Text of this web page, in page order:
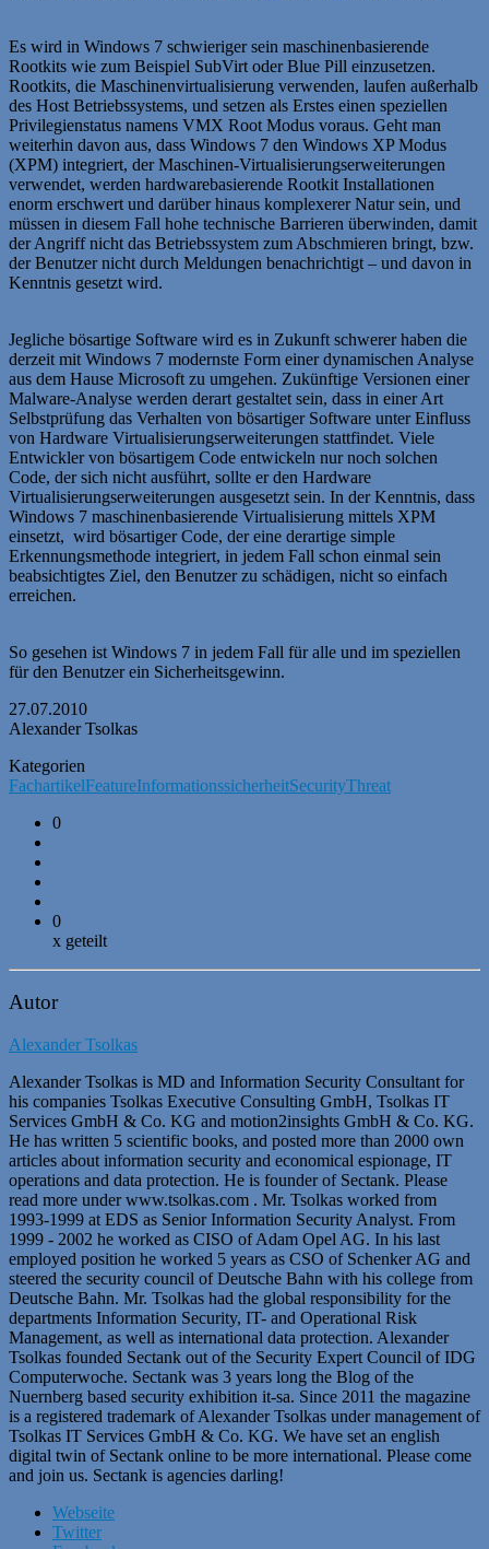
Es wird in Windows 7 schwieriger sein maschinenbasierende
Rootkits wie zum Beispiel SubVirt oder Blue Pill einzusetzen.
Rootkits, die Maschinenvirtualisierung verwenden, laufen außerhalb
des Host Betriebssystems, und setzen als Erstes einen speziellen
Privilegienstatus namens VMX Root Modus voraus. Geht man
weiterhin davon aus, dass Windows 7 den Windows XP Modus
(XPM) integriert, der Maschinen-Virtualisierungserweiterungen
verwendet, werden hardwarebasierende Rootkit Installationen
enorm erschwert und darüber hinaus komplexerer Natur sein, und
müssen in diesem Fall hohe technische Barrieren überwinden, damit
der Angriff nicht das Betriebssystem zum Abschmieren bringt, bzw.
der Benutzer nicht durch Meldungen benachrichtigt – und davon in
Kenntnis gesetzt wird.
Jegliche bösartige Software wird es in Zukunft schwerer haben die
derzeit mit Windows 7 modernste Form einer dynamischen Analyse
aus dem Hause Microsoft zu umgehen. Zukünftige Versionen einer
Malware-Analyse werden derart gestaltet sein, dass in einer Art
Selbstprüfung das Verhalten von bösartiger Software unter Einfluss
von Hardware Virtualisierungserweiterungen stattfindet. Viele
Entwickler von bösartigem Code entwickeln nur noch solchen
Code, der sich nicht ausführt, sollte er den Hardware
Virtualisierungserweiterungen ausgesetzt sein. In der Kenntnis, dass
Windows 7 maschinenbasierende Virtualisierung mittels XPM
einsetzt, wird bösartiger Code, der eine derartige simple
Erkennungsmethode integriert, in jedem Fall schon einmal sein
beabsichtigtes Ziel, den Benutzer zu schädigen, nicht so einfach
erreichen.
So gesehen ist Windows 7 in jedem Fall für alle und im speziellen
für den Benutzer ein Sicherheitsgewinn.
27.07.2010
Alexander Tsolkas
Kategorien
FachartikelFeatureInformationssicherheitSecurityThreat
0
0
x geteilt
Autor
Alexander Tsolkas
Alexander Tsolkas is MD and Information Security Consultant for
his companies Tsolkas Executive Consulting GmbH, Tsolkas IT
Services GmbH & Co. KG and motion2insights GmbH & Co. KG.
He has written 5 scientific books, and posted more than 2000 own
articles about information security and economical espionage, IT
operations and data protection. He is founder of Sectank. Please
read more under www.tsolkas.com . Mr. Tsolkas worked from
1993-1999 at EDS as Senior Information Security Analyst. From
1999 - 2002 he worked as CISO of Adam Opel AG. In his last
employed position he worked 5 years as CSO of Schenker AG and
steered the security council of Deutsche Bahn with his college from
Deutsche Bahn. Mr. Tsolkas had the global responsibility for the
departments Information Security, IT- and Operational Risk
Management, as well as international data protection. Alexander
Tsolkas founded Sectank out of the Security Expert Council of IDG
Computerwoche. Sectank was 3 years long the Blog of the
Nuernberg based security exhibition it-sa. Since 2011 the magazine
is a registered trademark of Alexander Tsolkas under management of
Tsolkas IT Services GmbH & Co. KG. We have set an english
digital twin of Sectank online to be more international. Please come
and join us. Sectank is agencies darling!
Webseite
Twitter